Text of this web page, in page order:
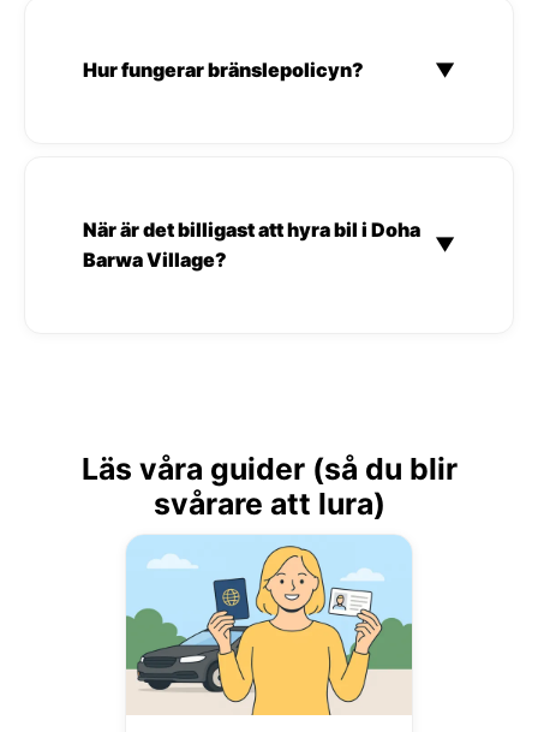
Hur fungerar bränslepolicyn? ▼
När är det billigast att hyra bil i Doha
Barwa Village?
▼
Läs våra guider (så du blir
svårare att lura)